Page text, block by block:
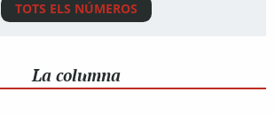
TOTS ELS NÚMEROS
La columna